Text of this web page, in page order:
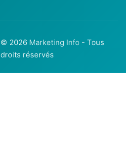
© 2026 Marketing Info - Tous
droits réservés